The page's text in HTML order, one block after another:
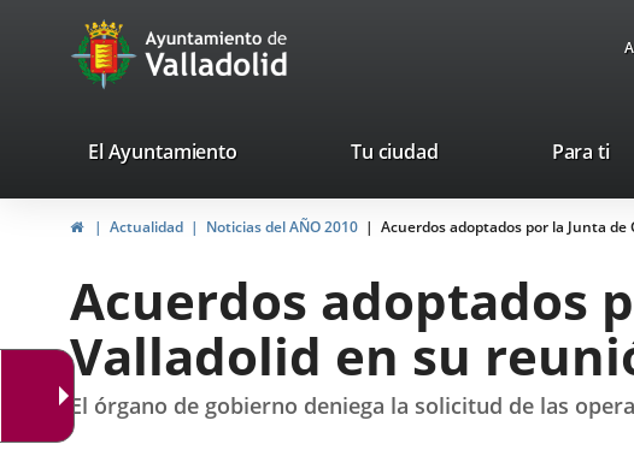
Portal
Web
Ayuntamiento
de
valladolid.es
El Ayuntamiento Tu ciudad Para ti
InicioActualidad Noticias del AÑO 2010 Acuerdos adoptados por la Junta
Acuerdos adoptados
Valladolid en su
El órgano de gobierno deniega la solicitud de las